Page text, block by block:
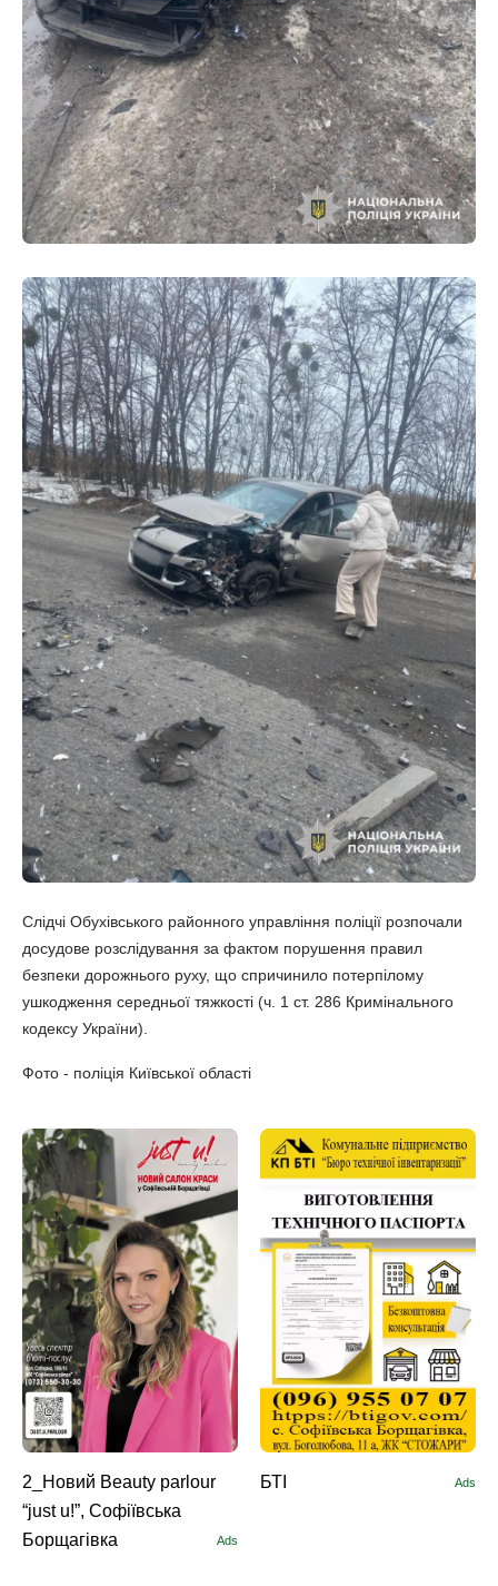
Слідчі Обухівського районного управління поліції розпочали
досудове розслідування за фактом порушення правил
безпеки дорожнього руху, що спричинило потерпілому
ушкодження середньої тяжкості (ч. 1 ст. 286 Кримінального
кодексу України).
Фото - поліція Київської області
2_Новий Beauty parlour
“just u!”, Софіївська
Борщагівка
Ads
БТІ Ads